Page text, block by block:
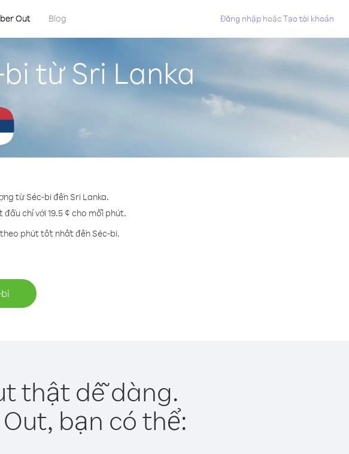
Out Blog Đăng nhập hoặcTạo tài khoản
từ Sri Lanka
từ Séc-bi đến Sri Lanka.
chỉ với 19.5 ¢ cho mỗi phút.
phút tốt nhất đến Séc-bi.
thật dễ dàng.
bạn có thể: